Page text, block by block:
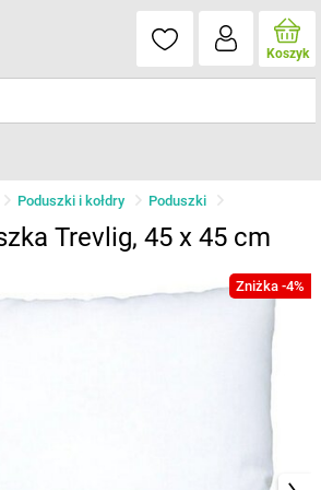
Koszyk
Poduszki i kołdry Poduszki
Trevlig, 45 x 45 cm
Zniżka -4%